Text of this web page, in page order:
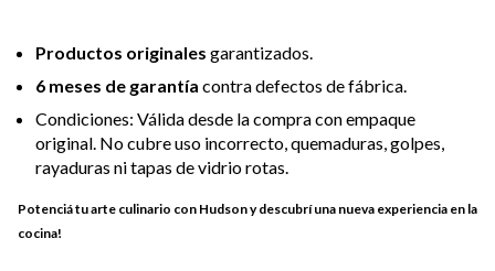
Productos originales garantizados.
6 meses de garantía contra defectos de fábrica.
Condiciones: Válida desde la compra con empaque
original. No cubre uso incorrecto, quemaduras, golpes,
rayaduras ni tapas de vidrio rotas.
Potenciá tu arte culinario con Hudson y descubrí una nueva experiencia en la
cocina!